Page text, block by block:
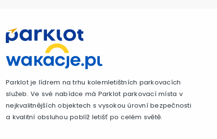
Parklot je lídrem na trhu kolemletištních parkovacích
služeb. Ve své nabídce má Parklot parkovací místa v
nejkvalitnějších objektech s vysokou úrovní bezpečnosti
a kvalitní obsluhou poblíž letišť po celém světě.